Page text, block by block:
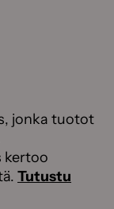
jonka tuotot
kertoo
Tutustu